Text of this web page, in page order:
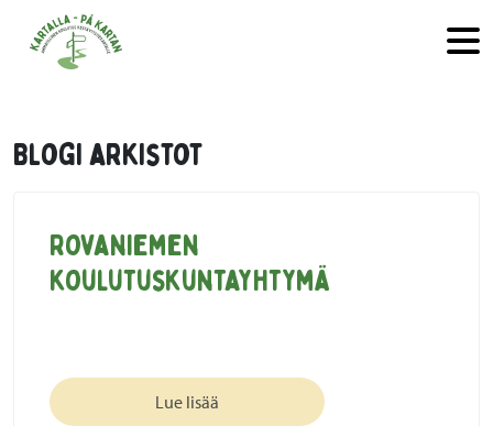
Hyppää sisältöön
Blogi arkistot
Rovaniemen
koulutuskuntayhtymä
Lue lisää